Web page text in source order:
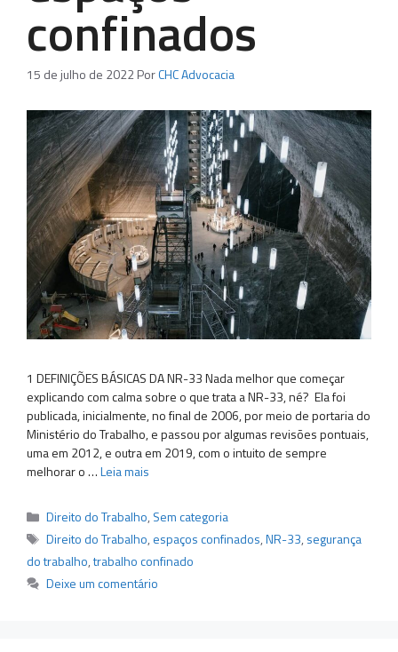
confinados
15 de julho de 2022PorCHC Advocacia
1 DEFINIÇÕES BÁSICAS DA NR-33 Nada melhor que começar
explicando com calma sobre o que trata a NR-33, né? Ela foi
publicada, inicialmente, no final de 2006, por meio de portaria do
Ministério do Trabalho, e passou por algumas revisões pontuais,
uma em 2012, e outra em 2019, com o intuito de sempre
melhorar o …Leia mais
Categorias
Direito do Trabalho, Sem categoria
Tags
Direito do Trabalho, espaços confinados,NR-33, segurança
do trabalho,trabalho confinado
Deixe um comentário